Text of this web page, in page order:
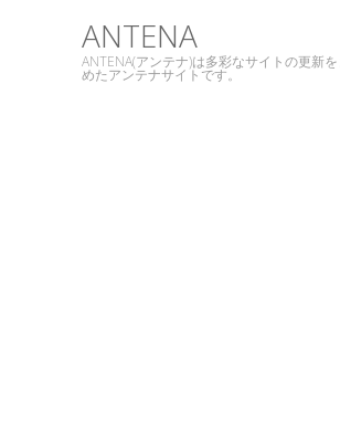
ANTENA
ANTENA(アンテナ)は多彩なサイトの更新を
めたアンテナサイトです。